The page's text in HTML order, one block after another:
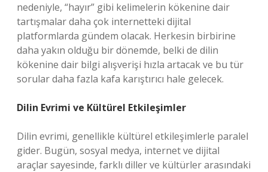
nedeniyle, “hayır” gibi kelimelerin kökenine dair
tartışmalar daha çok internetteki dijital
platformlarda gündem olacak. Herkesin birbirine
daha yakın olduğu bir dönemde, belki de dilin
kökenine dair bilgi alışverişi hızla artacak ve bu tür
sorular daha fazla kafa karıştırıcı hale gelecek.
Dilin Evrimi ve Kültürel Etkileşimler
Dilin evrimi, genellikle kültürel etkileşimlerle paralel
gider. Bugün, sosyal medya, internet ve dijital
araçlar sayesinde, farklı diller ve kültürler arasındaki